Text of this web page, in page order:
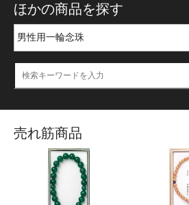
ほかの商品を探す
売れ筋商品